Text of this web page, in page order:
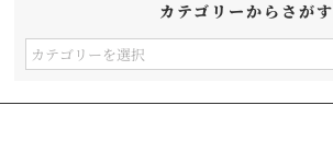
カテゴリーからさがす
カ